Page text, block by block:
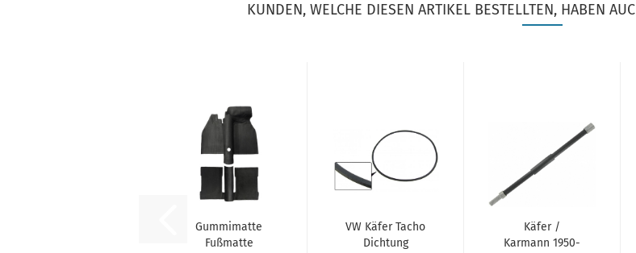
KUNDEN, WELCHE DIESEN ARTIKEL BESTELLTEN, HABEN
Gummimatte
Fußmatte
VW Käfer Tacho
Dichtung
Käfer /
Karmann 1950-